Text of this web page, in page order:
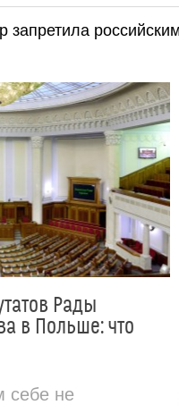
запретила
Рады
в Польше: что
себе не